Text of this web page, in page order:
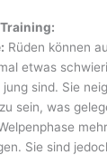
Rüden können
etwas
sind. Sie
sein, was
Sie sind